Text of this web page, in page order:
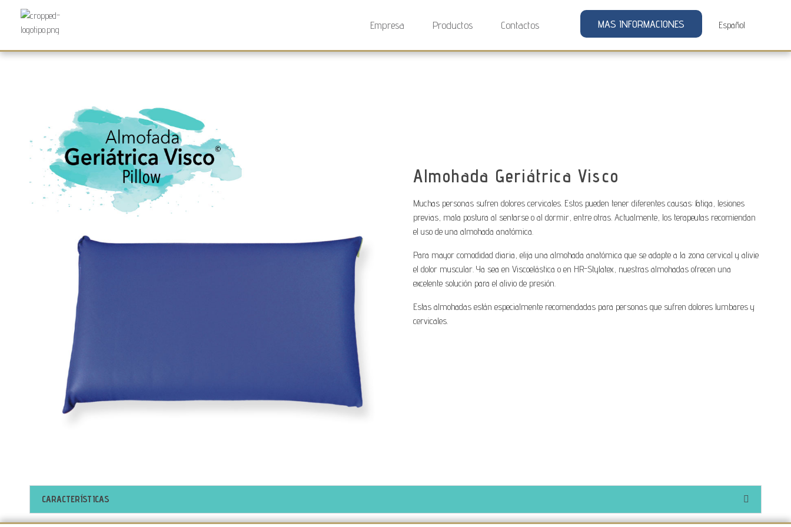
Empresa Productos Contactos MAS INFORMACIONES
Almohada Geriátrica Visco
Muchas personas sufren dolores cervicales. Estos pueden tener diferentes causas: fatiga, lesiones
previas, mala postura al sentarse o al dormir, entre otras. Actualmente, los terapeutas recomiendan
el uso de una almohada anatómica.
Para mayor comodidad diaria, elija una almohada anatómica que se adapte a la zona cervical y alivie
el dolor muscular. Ya sea en Viscoelástica o en HR-Stylatex, nuestras almohadas ofrecen una
excelente solución para el alivio de presión.
Estas almohadas están especialmente recomendadas para personas que sufren dolores lumbares y
cervicales.
CARACTERÍSTICAS